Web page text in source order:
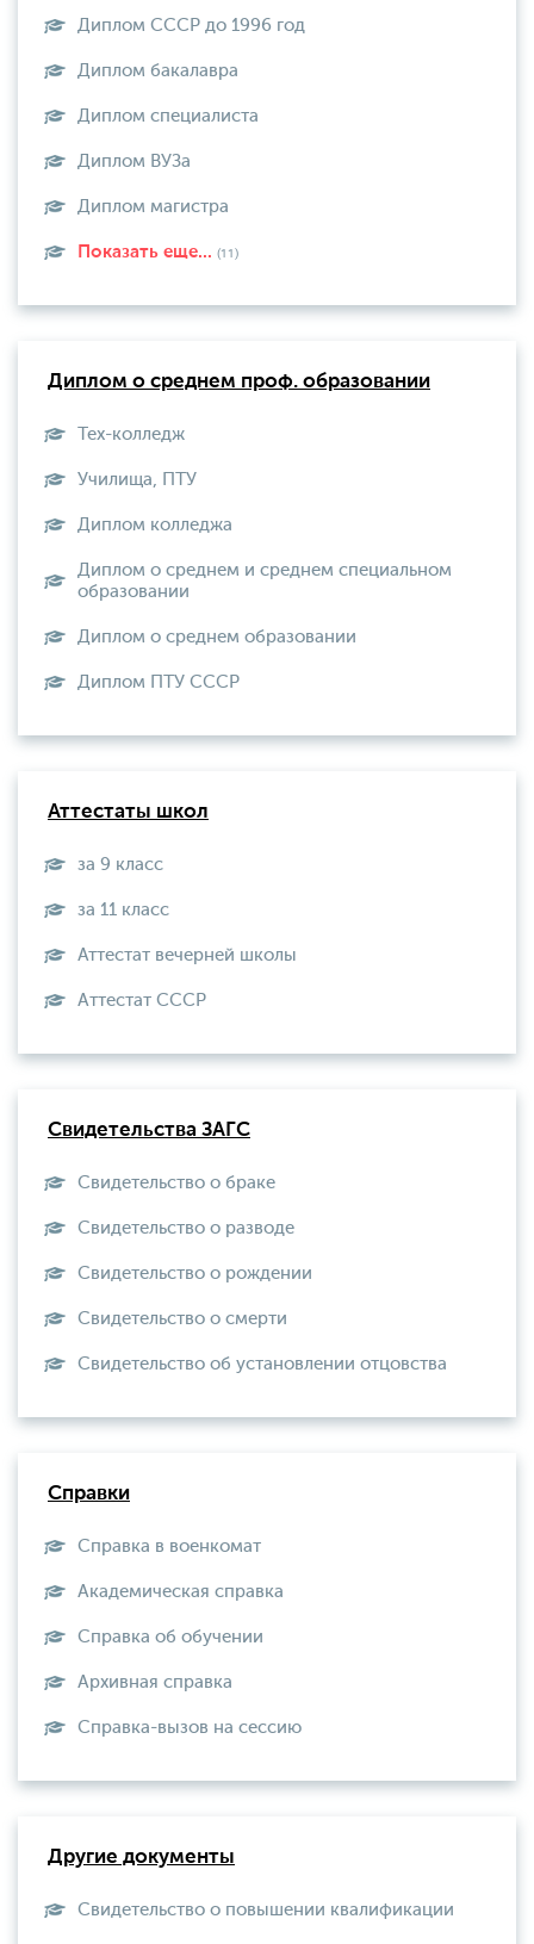
Диплом СССР до 1996 год
Диплом бакалавра
Диплом специалиста
Диплом ВУЗа
Диплом магистра
Показать еще... (11)
Диплом о среднем проф. образовании
Тех-колледж
Училища, ПТУ
Диплом колледжа
Диплом о среднем и среднем специальном
образовании
Диплом о среднем образовании
Диплом ПТУ СССР
Аттестаты школ
за 9 класс
за 11 класс
Аттестат вечерней школы
Aттестат СССР
Свидетельства ЗАГС
Свидетельство о браке
Свидетельство о разводе
Свидетельство о рождении
Свидетельство о смерти
Свидетельство об установлении отцовства
Справки
Справка в военкомат
Академическая справка
Справка об обучении
Архивная справка
Справка-вызов на сессию
Другие документы
Свидетельство о повышении квалификации